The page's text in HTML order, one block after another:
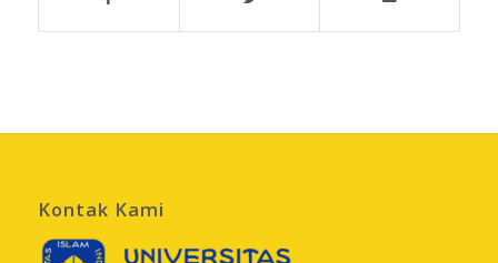
Kontak Kami